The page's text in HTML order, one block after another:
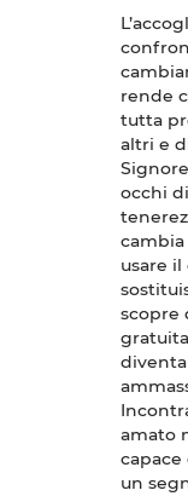
rende
tutta
altri e
occhi
usare il
scopre
amato
un